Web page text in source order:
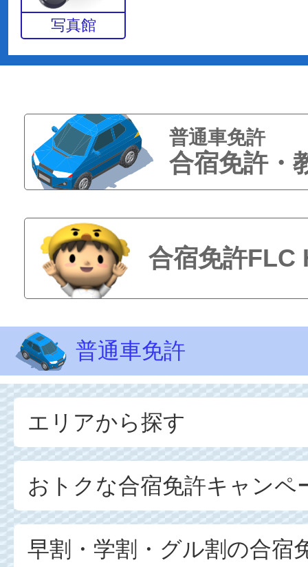
写真館
普通車免許
合宿免許・
合宿免許FLC
普通車免許
エリアから探す
おトクな合宿免許キャンペ
早割・学割・グル割の合宿